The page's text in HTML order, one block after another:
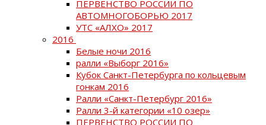
ПЕРВЕНСТВО РОССИИ ПО
АВТОМНОГОБОРЬЮ 2017
УТС «АЛХО» 2017
2016
Белые ночи 2016
ралли «Выборг 2016»
Кубок Санкт-Петербурга по кольцевым
гонкам 2016
Ралли «Санкт-Петербург 2016»
Ралли 3-й категории «10 озер»
ПЕРВЕНСТВО РОССИИ ПО